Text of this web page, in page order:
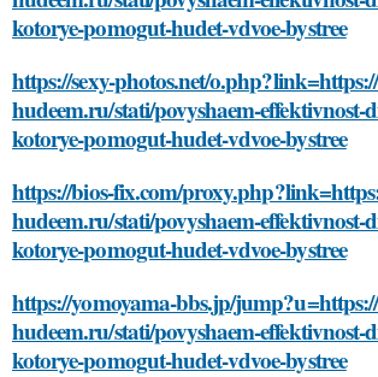
kotorye-pomogut-hudet-vdvoe-bystree
https://sexy-photos.net/
hudeem.ru/stati/povyshaem-effektivnost-
kotorye-pomogut-hudet-vdvoe-bystree
https://bios-fix.com/
hudeem.ru/stati/povyshaem-effektivnost-
kotorye-pomogut-hudet-vdvoe-bystree
https://yomoyama-bbs.jp/
hudeem.ru/stati/povyshaem-effektivnost-
kotorye-pomogut-hudet-vdvoe-bystree